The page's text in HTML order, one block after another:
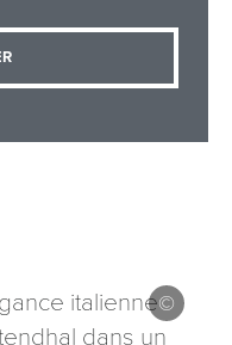
italienne
dans un
(sauf
droit d’accès, de